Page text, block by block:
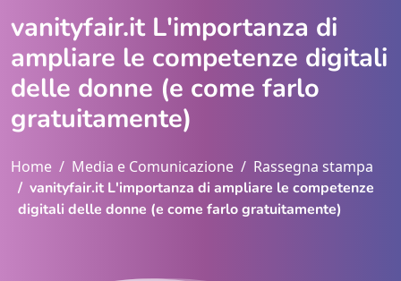
vanityfair.it L'importanza di
ampliare le competenze digitali
delle donne (e come farlo
gratuitamente)
Home Media e Comunicazione
Rassegna stampa
vanityfair.it L'importanza di ampliare le competenze
digitali delle donne (e come farlo gratuitamente)